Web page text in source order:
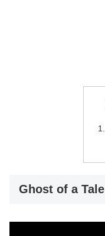
Ghost of a Tale